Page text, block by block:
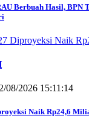
Berbuah Hasil, BPN
08/2026 15:11:14
Naik Rp24,6